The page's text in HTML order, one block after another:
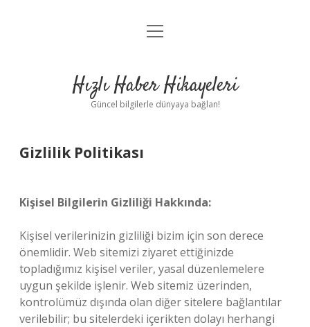
Anasayfa
Yasal Uyarı
menüyü
Hızlı Haber Hikayeleri
Güncel bilgilerle dünyaya bağlan!
Gizlilik Politikası
Kişisel Bilgilerin Gizliliği Hakkında:
Kişisel verilerinizin gizliliği bizim için son derece
önemlidir. Web sitemizi ziyaret ettiğinizde
topladığımız kişisel veriler, yasal düzenlemelere
uygun şekilde işlenir. Web sitemiz üzerinden,
kontrolümüz dışında olan diğer sitelere bağlantılar
verilebilir; bu sitelerdeki içerikten dolayı herhangi